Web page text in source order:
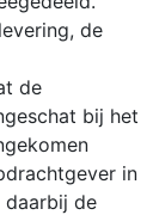
de
de
bij het
in
daarbij de